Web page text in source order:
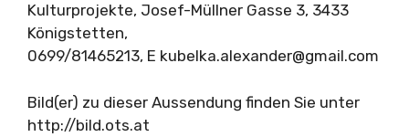
Kulturprojekte, Josef-Müllner Gasse 3, 3433
Königstetten,
0699/81465213, E kubelka.alexander@gmail.com
Bild(er) zu dieser Aussendung finden Sie unter
http://bild.ots.at